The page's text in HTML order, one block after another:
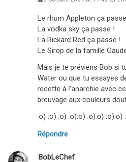
Le rhum Appleton ça
La vodka sky ça passe !
La Rickard Red ça passe !
Le Sirop de la famille
Mais je te préviens Bob si
Water ou que tu essayes
recette à l’anarchie avec
breuvage aux couleurs
:o) :o) :o) :o):o) :o):o) :o):o)
Répondre
BobLeChef